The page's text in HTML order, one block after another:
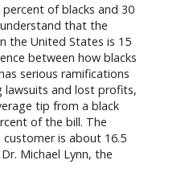
of blacks and 30
that the
the United States is 15
between how blacks
serious ramifications
lawsuits and lost profits,
tip from a black
of the bill. The
is about 16.5
Michael Lynn, the